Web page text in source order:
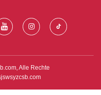
Alle Rechte